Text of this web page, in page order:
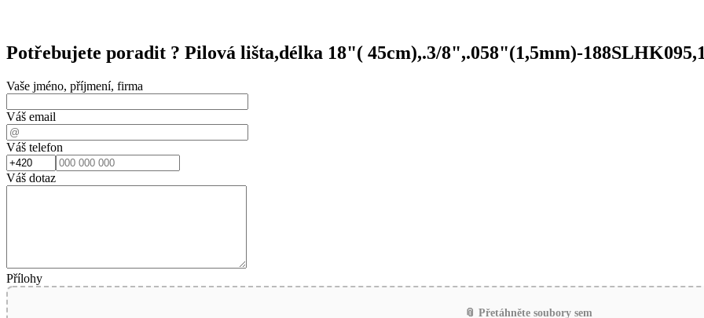
Potřebujete poradit ? Pilová lišta,délka 18"( 45cm),.3/8",.058"(1,5mm)-
Vaše jméno, příjmení, firma
Váš email
Váš telefon
Váš dotaz
Přílohy
📎 Přetáhněte soubory sem